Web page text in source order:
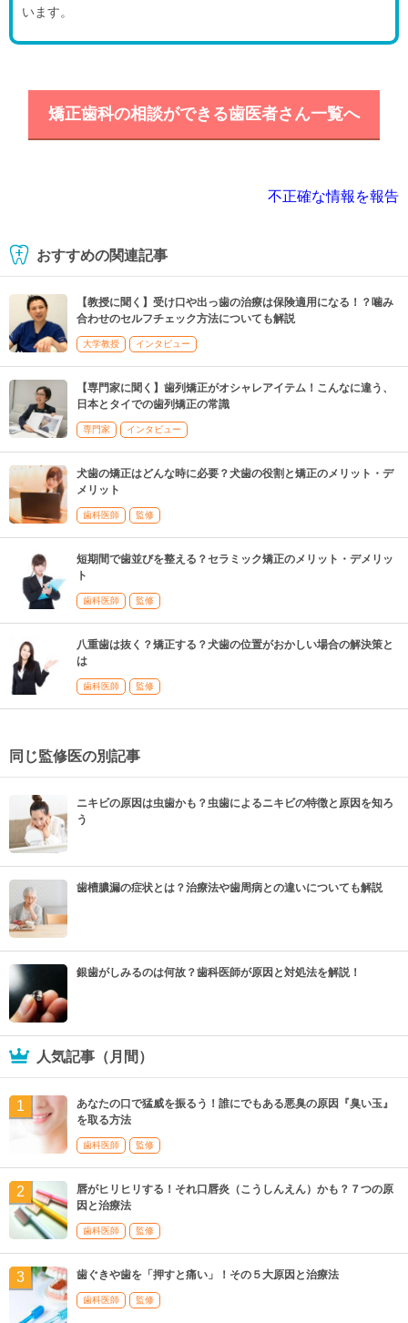
います。
矯正歯科の相談ができる歯医者さん一覧へ
不正確な情報を報告
おすすめの関連記事
【教授に聞く】受け口や出っ歯の治療は保険適用になる！？噛み
合わせのセルフチェック方法についても解説
大学教授 インタビュー
【専門家に聞く】歯列矯正がオシャレアイテム！こんなに違う、
日本とタイでの歯列矯正の常識
専門家 インタビュー
犬歯の矯正はどんな時に必要？犬歯の役割と矯正のメリット・デ
メリット
歯科医師 監修
短期間で歯並びを整える？セラミック矯正のメリット・デメリッ
ト
歯科医師 監修
八重歯は抜く？矯正する？犬歯の位置がおかしい場合の解決策と
は
歯科医師 監修
同じ監修医の別記事
ニキビの原因は虫歯かも？虫歯によるニキビの特徴と原因を知ろ
う
歯槽膿漏の症状とは？治療法や歯周病との違いについても解説
銀歯がしみるのは何故？歯科医師が原因と対処法を解説！
人気記事（月間）
あなたの口で猛威を振るう！誰にでもある悪臭の原因『臭い玉』
を取る方法
歯科医師 監修
唇がヒリヒリする！それ口唇炎（こうしんえん）かも？７つの原
因と治療法
歯科医師 監修
歯ぐきや歯を「押すと痛い」！その５大原因と治療法
歯科医師 監修